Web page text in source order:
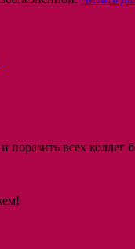
поразить всех